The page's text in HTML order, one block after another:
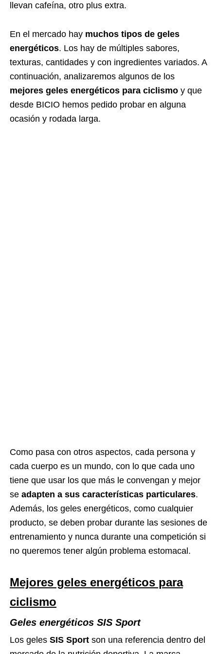
llevan cafeína, otro plus extra.
En el mercado hay muchos tipos de geles
energéticos. Los hay de múltiples sabores,
texturas, cantidades y con ingredientes variados. A
continuación, analizaremos algunos de los
mejores geles energéticos para ciclismo y que
desde BICIO hemos pedido probar en alguna
ocasión y rodada larga.
Como pasa con otros aspectos, cada persona y
cada cuerpo es un mundo, con lo que cada uno
tiene que usar los que más le convengan y mejor
se adapten a sus características particulares.
Además, los geles energéticos, como cualquier
producto, se deben probar durante las sesiones de
entrenamiento y nunca durante una competición si
no queremos tener algún problema estomacal.
Mejores geles energéticos para
ciclismo
Geles energéticos SIS Sport
Los geles SIS Sport son una referencia dentro del